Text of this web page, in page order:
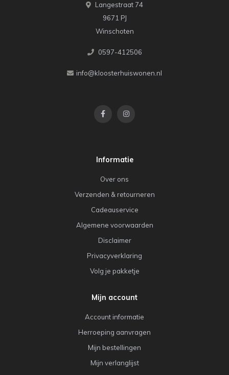
Langestraat 74
9671 PJ
Winschoten
0597-412506
info@kloosterhuiswonen.nl
Informatie
Over ons
Verzenden & retourneren
Cadeauservice
Algemene voorwaarden
Disclaimer
Privacyverklaring
Volg je pakketje
Mijn account
Account informatie
Herroeping aanvragen
Mijn bestellingen
Mijn verlanglijst